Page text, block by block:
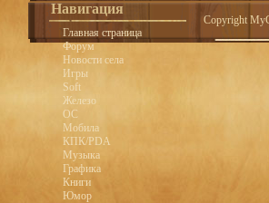
Навигация
Главная страница
Форум
Новости села
Игры
Soft
Железо
OC
Мобила
КПК/PDA
Музыка
Графика
Книги
Юмор
Copyright